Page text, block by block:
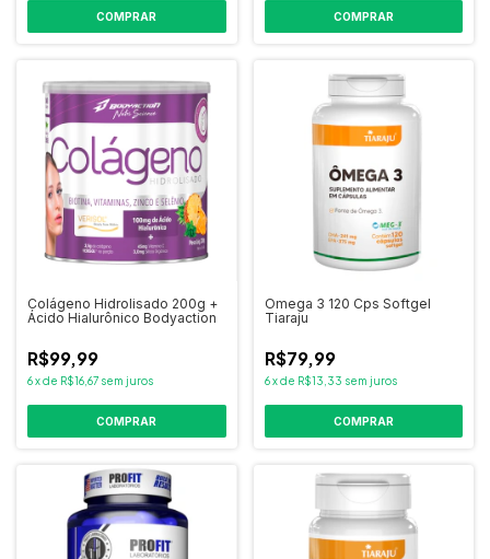
COMPRAR
Colágeno Hidrolisado 200g +
Ácido Hialurônico Bodyaction
R$99,99
6xde R$16,67 sem juros
COMPRAR
Omega 3 120 Cps Softgel
Tiaraju
R$79,99
6 xde R$13,33 sem juros